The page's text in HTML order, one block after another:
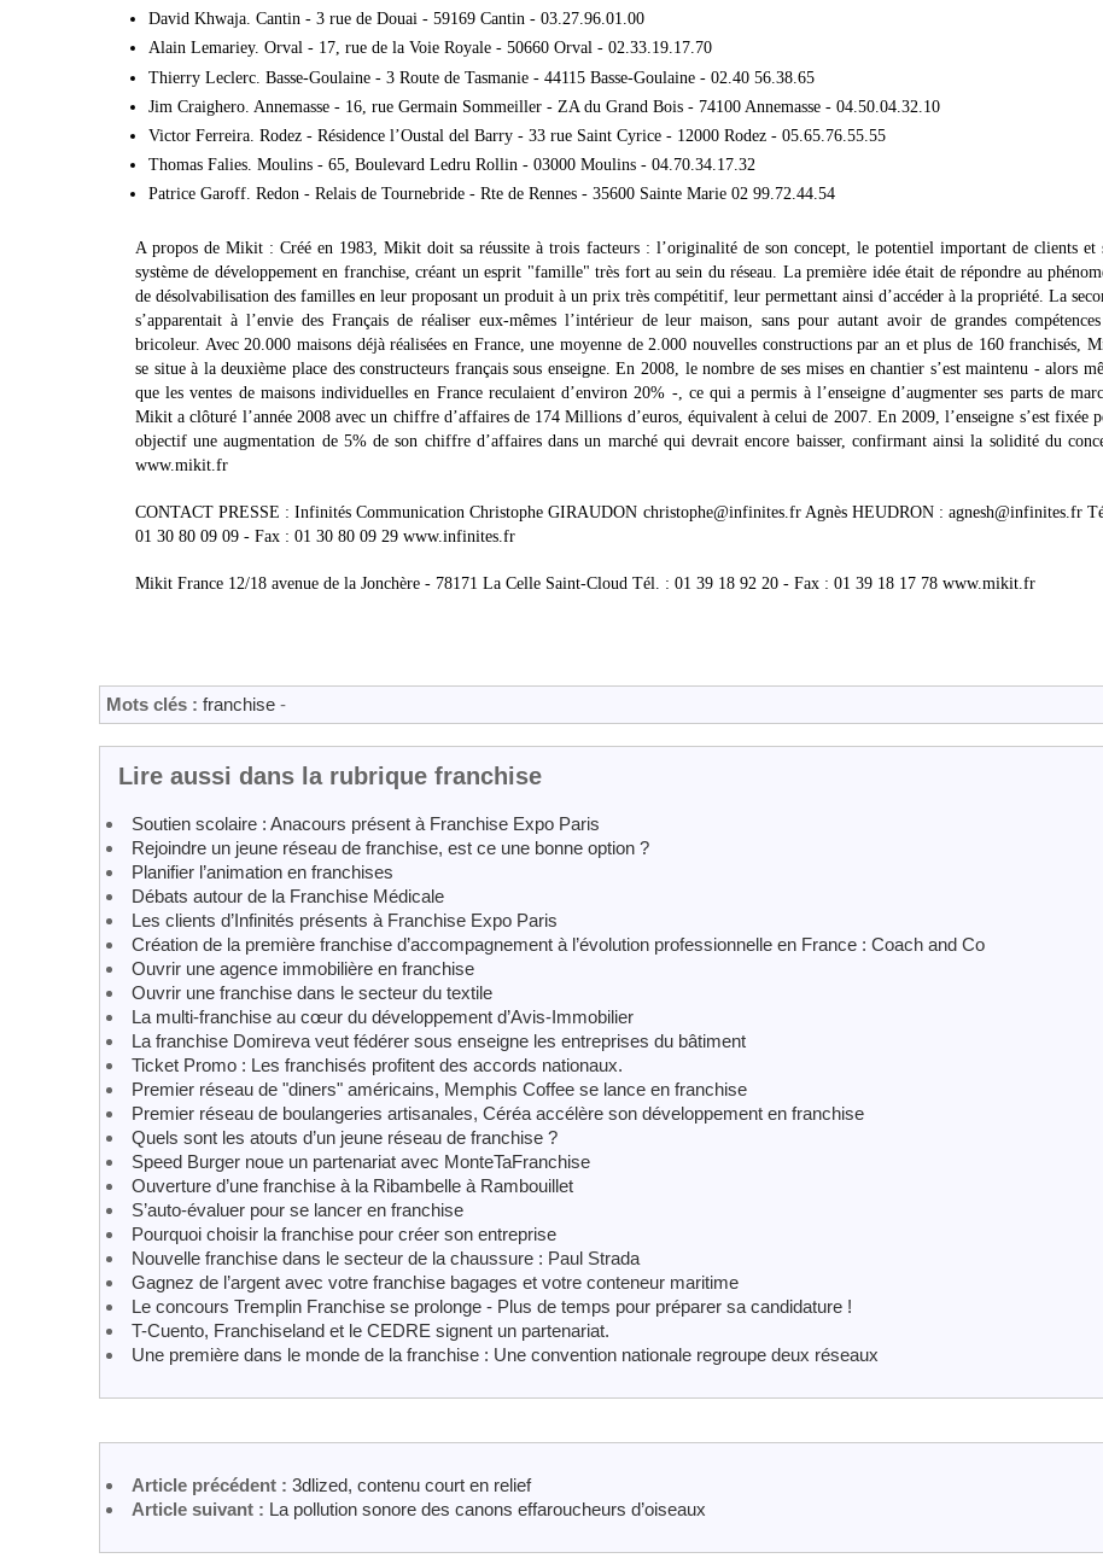
David Khwaja. Cantin - 3 rue de Douai - 59169 Cantin - 03.27.96.01.00
Alain Lemariey. Orval - 17, rue de la Voie Royale - 50660 Orval - 02.33.19.17.70
Thierry Leclerc. Basse-Goulaine - 3 Route de Tasmanie - 44115 Basse-Goulaine - 02.40 56.38.65
Jim Craighero. Annemasse - 16, rue Germain Sommeiller - ZA du Grand Bois - 74100 Annemasse - 04.50.04.32.10
Victor Ferreira. Rodez - Résidence l’Oustal del Barry - 33 rue Saint Cyrice - 12000 Rodez - 05.65.76.55.55
Thomas Falies. Moulins - 65, Boulevard Ledru Rollin - 03000 Moulins - 04.70.34.17.32
Patrice Garoff. Redon - Relais de Tournebride - Rte de Rennes - 35600 Sainte Marie 02 99.72.44.54
A propos de Mikit : Créé en 1983, Mikit doit sa réussite à trois facteurs : l’originalité de son concept, le potentiel important de clients et
système de développement en franchise, créant un esprit "famille" très fort au sein du réseau. La première idée était de répondre au
de désolvabilisation des familles en leur proposant un produit à un prix très compétitif, leur permettant ainsi d’accéder à la propriété. La
s’apparentait à l’envie des Français de réaliser eux-mêmes l’intérieur de leur maison, sans pour autant avoir de grandes
bricoleur. Avec 20.000 maisons déjà réalisées en France, une moyenne de 2.000 nouvelles constructions par an et plus de 160 franchisés,
se situe à la deuxième place des constructeurs français sous enseigne. En 2008, le nombre de ses mises en chantier s’est maintenu - alors
que les ventes de maisons individuelles en France reculaient d’environ 20% -, ce qui a permis à l’enseigne d’augmenter ses parts de
Mikit a clôturé l’année 2008 avec un chiffre d’affaires de 174 Millions d’euros, équivalent à celui de 2007. En 2009, l’enseigne s’est fixée
objectif une augmentation de 5% de son chiffre d’affaires dans un marché qui devrait encore baisser, confirmant ainsi la solidité du
www.mikit.fr
CONTACT PRESSE : Infinités Communication Christophe GIRAUDON christophe@infinites.fr Agnès HEUDRON : agnesh@infinites.fr
01 30 80 09 09 - Fax : 01 30 80 09 29 www.infinites.fr
Mikit France 12/18 avenue de la Jonchère - 78171 La Celle Saint-Cloud Tél. : 01 39 18 92 20 - Fax : 01 39 18 17 78 www.mikit.fr
Mots clés : franchise -
Lire aussi dans la rubrique franchise
Soutien scolaire : Anacours présent à Franchise Expo Paris
Rejoindre un jeune réseau de franchise, est ce une bonne option ?
Planifier l’animation en franchises
Débats autour de la Franchise Médicale
Les clients d’Infinités présents à Franchise Expo Paris
Création de la première franchise d’accompagnement à l’évolution professionnelle en France : Coach and Co
Ouvrir une agence immobilière en franchise
Ouvrir une franchise dans le secteur du textile
La multi-franchise au cœur du développement d’Avis-Immobilier
La franchise Domireva veut fédérer sous enseigne les entreprises du bâtiment
Ticket Promo : Les franchisés profitent des accords nationaux.
Premier réseau de "diners" américains, Memphis Coffee se lance en franchise
Premier réseau de boulangeries artisanales, Céréa accélère son développement en franchise
Quels sont les atouts d’un jeune réseau de franchise ?
Speed Burger noue un partenariat avec MonteTaFranchise
Ouverture d’une franchise à la Ribambelle à Rambouillet
S’auto-évaluer pour se lancer en franchise
Pourquoi choisir la franchise pour créer son entreprise
Nouvelle franchise dans le secteur de la chaussure : Paul Strada
Gagnez de l’argent avec votre franchise bagages et votre conteneur maritime
Le concours Tremplin Franchise se prolonge - Plus de temps pour préparer sa candidature !
T-Cuento, Franchiseland et le CEDRE signent un partenariat.
Une première dans le monde de la franchise : Une convention nationale regroupe deux réseaux
Article précédent : 3dlized, contenu court en relief
Article suivant : La pollution sonore des canons effaroucheurs d’oiseaux